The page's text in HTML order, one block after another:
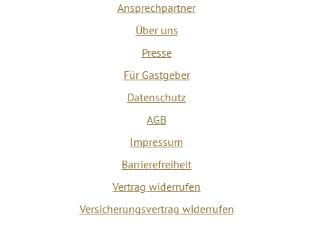
Ansprechpartner
Über uns
Presse
Für Gastgeber
Datenschutz
AGB
Impressum
Barrierefreiheit
Vertrag widerrufen
Versicherungsvertrag widerrufen